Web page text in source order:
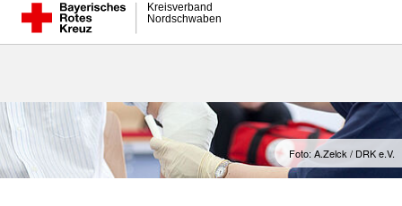
Nordschwaben
Kreisverband
Foto: A.Zelck / DRK e.V.